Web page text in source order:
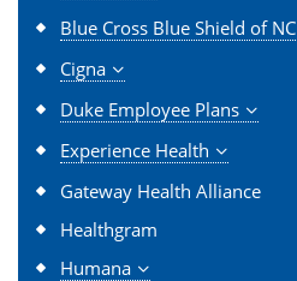
Blue Cross Blue Shield of NC
Cigna
Duke Employee Plans
Experience Health
Gateway Health Alliance
Healthgram
Humana